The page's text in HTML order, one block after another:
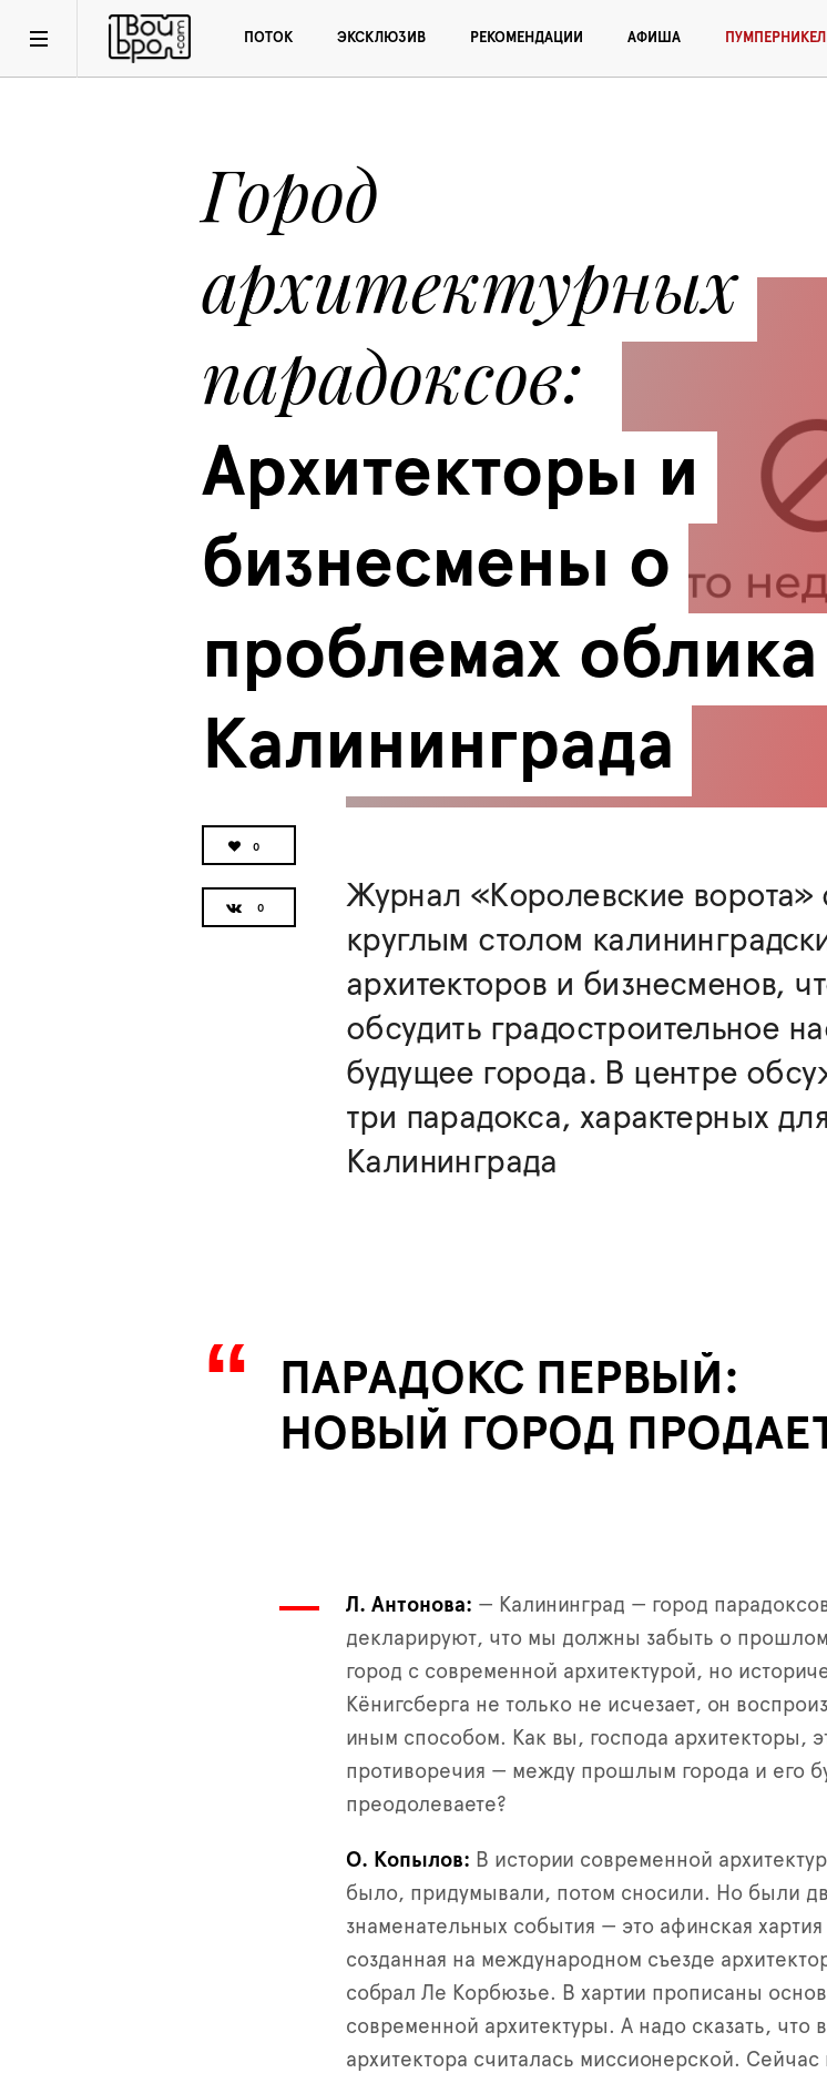
ПОТОК ЭКСКЛЮЗИВ РЕКОМЕНДАЦИИ АФИША
Город
архитектурных
парадоксов
Архитекторы и
бизнесмены о
проблемах облика
Калининграда
0
Журнал «Королевские ворота»
круглым столом
архитекторов и бизнесменов,
обсудить градостроительное
будущее города. В центре
три парадокса, характерных для
Калининграда
ПАРАДОКС ПЕРВЫЙ:
НОВЫЙ ГОРОД
Л. Антонова
— Калининград — город
декларируют, что мы должны забыть о
город с современной архитектурой, но
Кёнигсберга не только не исчезает, он
иным способом. Как вы, господа архитекторы,
противоречия — между прошлым города и его
преодолеваете?
О. Копылов
В истории современной
было, придумывали, потом сносили. Но были
знаменательных события — это афинская
созданная на международном съезде
собрал Ле Корбюзье. В хартии прописаны
современной архитектуры. А надо сказать, что
архитектора считалась миссионерской.